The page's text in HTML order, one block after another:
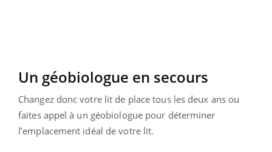
Un géobiologue en secours
Changez donc votre lit de place tous les deux ans ou
faites appel à un géobiologue pour déterminer
l’emplacement idéal de votre lit.